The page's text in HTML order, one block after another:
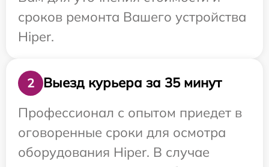
сроков ремонта Вашего устройства
Hiper.
2
Выезд курьера за 35 минут
Профессионал с опытом приедет в
оговоренные сроки для осмотра
оборудования Hiper. В случае